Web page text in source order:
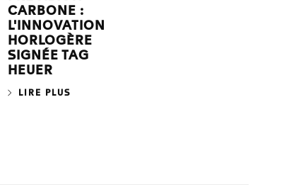
CARBONE :
L'INNOVATION
HORLOGÈRE
SIGNÉE TAG
HEUER
LIRE PLUS